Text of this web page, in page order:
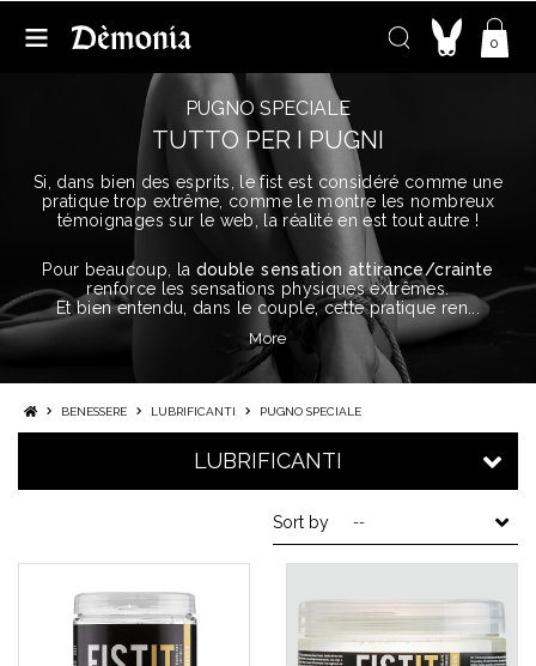
0
PUGNO SPECIALE
TUTTO PER I PUGNI
Si, dans bien des esprits, lefist est considéré comme une
pratique trop extrême, comme le montre les nombreux
témoignages sur le web, la réalité en est tout autre !
Pour beaucoup, la double sensation attirance/crainte
renforce les sensations physiques extrêmes.
Et bien entendu, dans le couple, cette pratique ren
More
BENESSERE LUBRIFICANTI PUGNO SPECIALE
LUBRIFICANTI
Sort by --